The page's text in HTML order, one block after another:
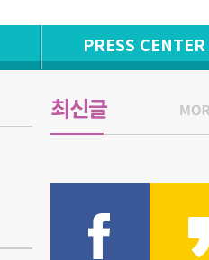
PRESS CENTER
최신글